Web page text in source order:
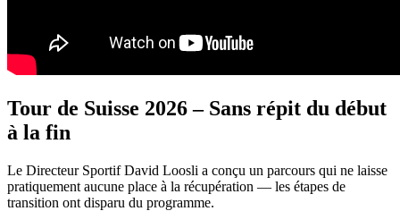
Tour de Suisse 2026 – Sans répit du début
à la fin
Le Directeur Sportif David Loosli a conçu un parcours qui ne laisse
pratiquement aucune place à la récupération — les étapes de
transition ont disparu du programme.